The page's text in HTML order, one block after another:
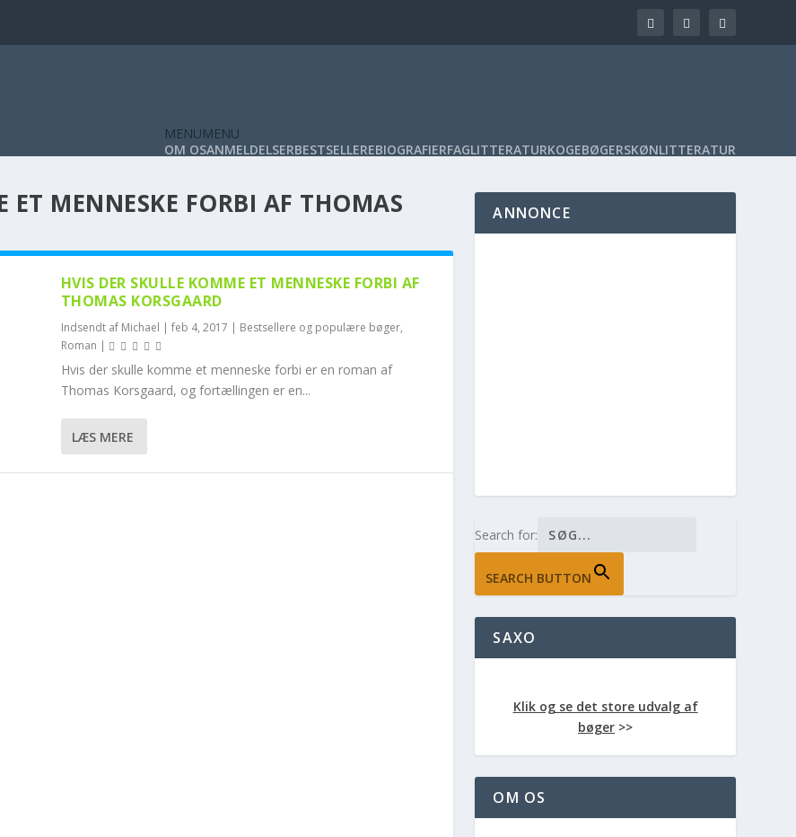
MENUMENU
OM OSANMELDELSERBESTSELLEREBIOGRAFIERFAGLITTERATURKOGEBØGERSKØNLITTERATUR
ET MENNESKE FORBI AF THOMAS
HVIS DER SKULLE KOMME ET MENNESKE FORBI AF
THOMAS KORSGAARD
Indsendt af Michael | feb 4, 2017 | Bestsellere og populære bøger,
Roman |
Hvis der skulle komme et menneske forbi er en roman af
Thomas Korsgaard, og fortællingen er en...
LÆS MERE
ANNONCE
Search for:
SEARCH BUTTON
SAXO
Klik og se det store udvalg af
bøger >>
OM OS